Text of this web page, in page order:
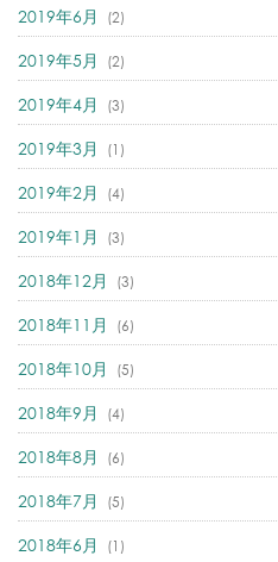
2019年6月 (2)
2019年5月 (2)
2019年4月 (3)
2019年3月 (1)
2019年2月 (4)
2019年1月 (3)
2018年12月 (3)
2018年11月 (6)
2018年10月 (5)
2018年9月 (4)
2018年8月 (6)
2018年7月 (5)
2018年6月 (1)